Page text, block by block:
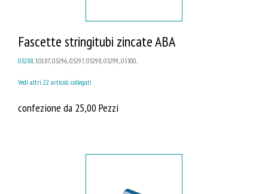
Fascette stringitubi zincate ABA
03288 , 10187, 03296, 03297, 03298, 03299, 03300...
Vedi altri 22 articoli collegati
confezione da 25,00 Pezzi